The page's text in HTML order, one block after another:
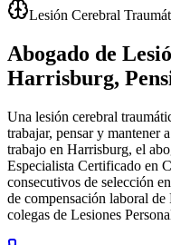
Lesión Cerebral
Abogado de
Harrisburg,
Una lesión cerebral
trabajar, pensar y mantener
trabajo en Harrisburg, el
Especialista Certificado en
consecutivos de selección
de compensación laboral de
colegas de Lesiones